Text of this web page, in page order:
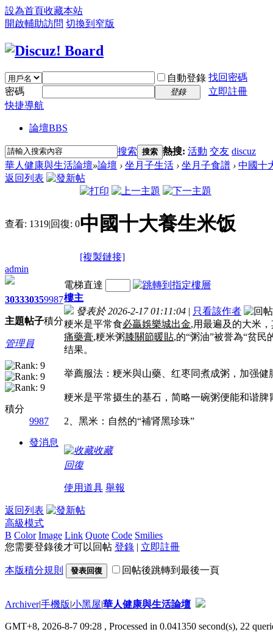
設為首頁收藏本站
開啟輔助訪問 切換到窄版
自動登錄 找回密碼
密碼
登錄
立即註冊
快捷導航
論壇BBS
搜索 搜索 熱搜: 活動 交友 discuz
華人健康與生活論壇»論壇 › 坐月子生活 › 坐月子食譜 › 中國十
返回列表
查看: 1319|回復: 0中國十大養生米饭
[複製鏈接]
admin
3033
主題
3035
帖子
9987
積分
管理員
積分
9987
發消息
電梯直達
樓主
發表於 2026-2-17 01:11:04 | 只看該作者
粳米是平常食必贏娛樂城出金,用最遍及的大米
痛藥膏,粳米粥膝關節暖貼,的“粥油”被誉為“贫民
结果。
举薦服法：粳米與山藥、红枣同煮成粥，加强健
粳米是平常摄生的基石，简略一碗粥便能和谐脾
2、黑米：自然的“補肾黑珍珠”
收藏
回復
使用道具 舉報
返回列表
高級模式
B Color Image Link Quote Code Smilies
您需要登錄後才可以回帖 登錄 | 立即註冊
本版積分規則 發表回復 回帖後跳轉到最後一頁
Archiver|手機版|小黑屋|華人健康與生活論壇
GMT+8, 2026-8-7 09:28 , Processed in 0.041350 second(s), 22